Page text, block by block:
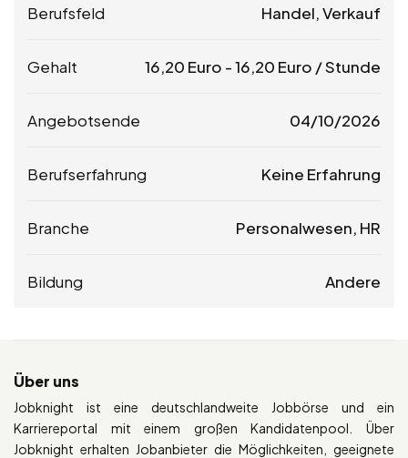
Berufsfeld Handel, Verkauf
Gehalt 16,20 Euro -16,20 Euro / Stunde
Angebotsende 04/10/2026
Berufserfahrung Keine Erfahrung
Branche Personalwesen, HR
Bildung Andere
Über uns
Jobknight ist eine deutschlandweite Jobbörse und ein
Karriereportal mit einem großen Kandidatenpool. Über
Jobknight erhalten Jobanbieter die Möglichkeiten, geeignete